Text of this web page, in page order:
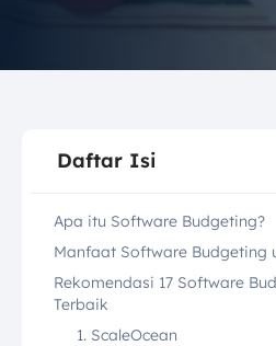
Daftar Isi
Apa itu Software Budgeting?
Manfaat Software Budgeting
Rekomendasi 17 Software
Terbaik
1. ScaleOcean